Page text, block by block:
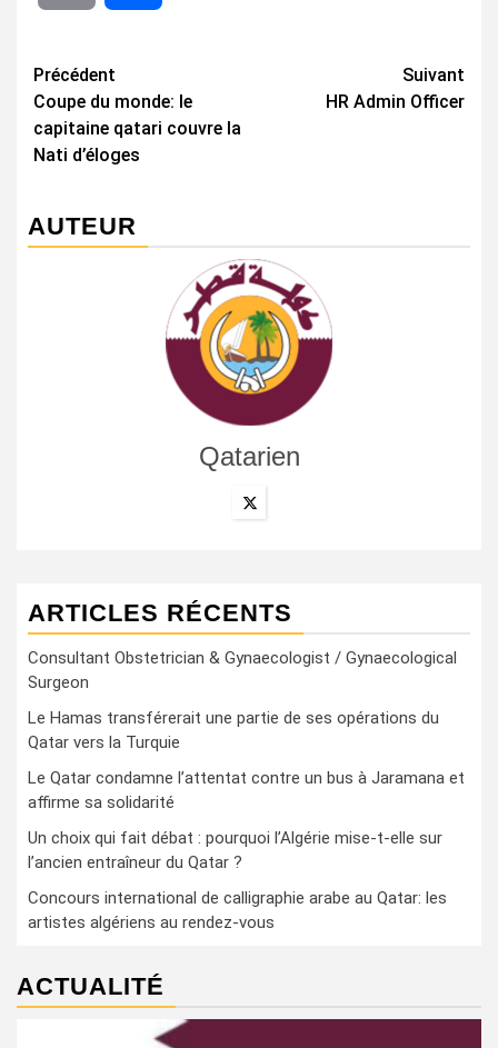
Navigation
d’article
Précédent
Coupe du monde: le
capitaine qatari couvre la
Nati d’éloges
Suivant
HR Admin Officer
AUTEUR
Qatarien
ARTICLES RÉCENTS
Consultant Obstetrician & Gynaecologist / Gynaecological
Surgeon
Le Hamas transférerait une partie de ses opérations du
Qatar vers la Turquie
Le Qatar condamne l’attentat contre un bus à Jaramana et
affirme sa solidarité
Un choix qui fait débat : pourquoi l’Algérie mise-t-elle sur
l’ancien entraîneur du Qatar ?
Concours international de calligraphie arabe au Qatar: les
artistes algériens au rendez-vous
ACTUALITÉ